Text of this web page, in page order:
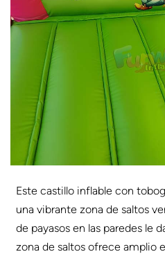
Este castillo inflable con
una vibrante zona de saltos
de payasos en las paredes le
zona de saltos ofrece amplio